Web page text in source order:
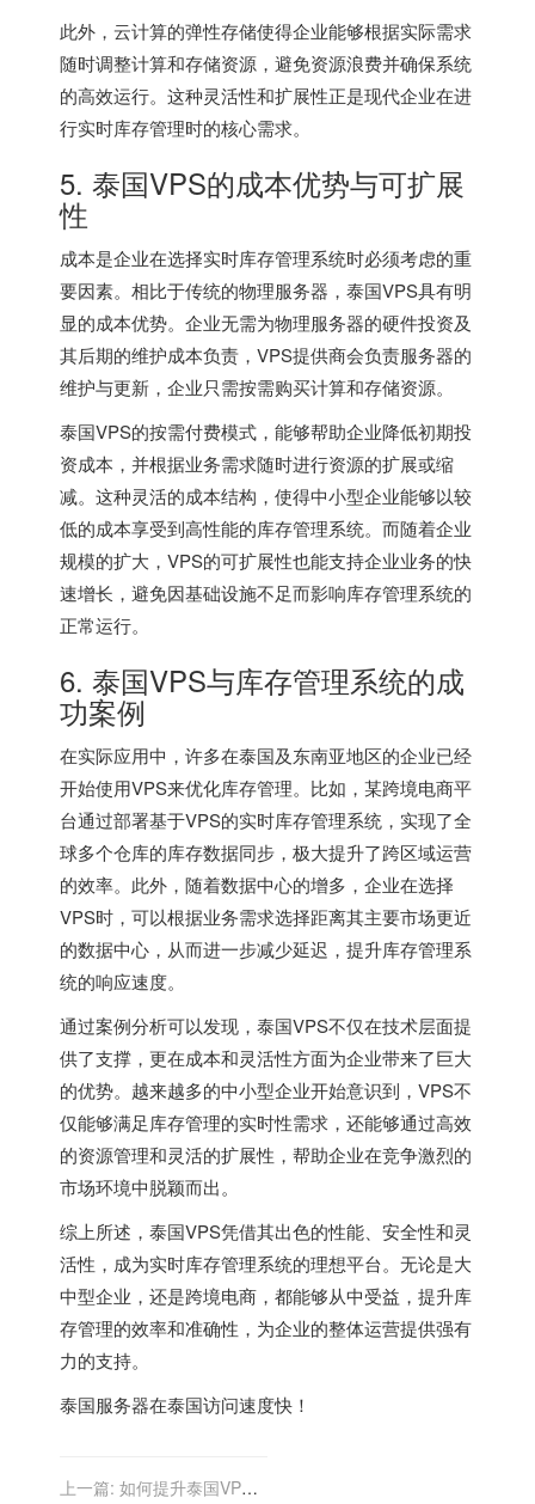
此外，云计算的弹性存储使得企业能够根据实际需求
随时调整计算和存储资源，避免资源浪费并确保系统
的高效运行。这种灵活性和扩展性正是现代企业在进
行实时库存管理时的核心需求。
5. 泰国VPS的成本优势与可扩展
性
成本是企业在选择实时库存管理系统时必须考虑的重
要因素。相比于传统的物理服务器，泰国VPS具有明
显的成本优势。企业无需为物理服务器的硬件投资及
其后期的维护成本负责，VPS提供商会负责服务器的
维护与更新，企业只需按需购买计算和存储资源。
泰国VPS的按需付费模式，能够帮助企业降低初期投
资成本，并根据业务需求随时进行资源的扩展或缩
减。这种灵活的成本结构，使得中小型企业能够以较
低的成本享受到高性能的库存管理系统。而随着企业
规模的扩大，VPS的可扩展性也能支持企业业务的快
速增长，避免因基础设施不足而影响库存管理系统的
正常运行。
6. 泰国VPS与库存管理系统的成
功案例
在实际应用中，许多在泰国及东南亚地区的企业已经
开始使用VPS来优化库存管理。比如，某跨境电商平
台通过部署基于VPS的实时库存管理系统，实现了全
球多个仓库的库存数据同步，极大提升了跨区域运营
的效率。此外，随着数据中心的增多，企业在选择
VPS时，可以根据业务需求选择距离其主要市场更近
的数据中心，从而进一步减少延迟，提升库存管理系
统的响应速度。
通过案例分析可以发现，泰国VPS不仅在技术层面提
供了支撑，更在成本和灵活性方面为企业带来了巨大
的优势。越来越多的中小型企业开始意识到，VPS不
仅能够满足库存管理的实时性需求，还能够通过高效
的资源管理和灵活的扩展性，帮助企业在竞争激烈的
市场环境中脱颖而出。
综上所述，泰国VPS凭借其出色的性能、安全性和灵
活性，成为实时库存管理系统的理想平台。无论是大
中型企业，还是跨境电商，都能够从中受益，提升库
存管理的效率和准确性，为企业的整体运营提供强有
力的支持。
泰国服务器在泰国访问速度快！
上一篇: 如何提升泰国VPS